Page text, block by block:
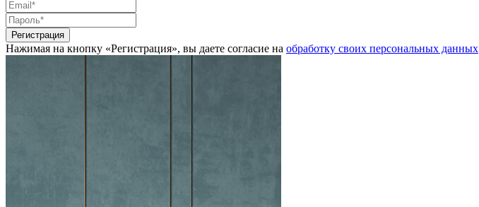
Нажимая на кнопку «Регистрация», вы даете согласие на обработку своих персональных данных